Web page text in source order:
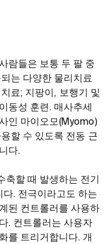
람들은 보통 두 팔 중
는 다양한 물리치료
료; 지팡이, 보행기 및
동성 훈련. 매사추세
인 마이오모(Myomo)
할 수 있도록 전동 근
다.
할 때 발생하는 전기
. 전극이라고도 하는
된 컨트롤러를 사용하
. 컨트롤러는 사용자
를 트리거합니다. 개